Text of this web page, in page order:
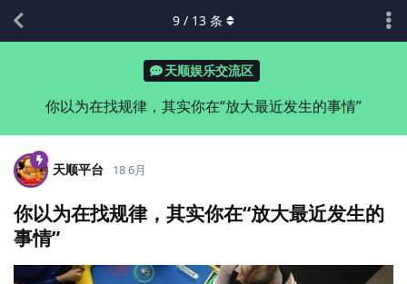
天顺娱乐交流区
你以为在找规律，其实你在“放大最近发生的事情”
9 / 13 条
天顺平台 18 6月
你以为在找规律，其实你在“放大最近发生的
事情”